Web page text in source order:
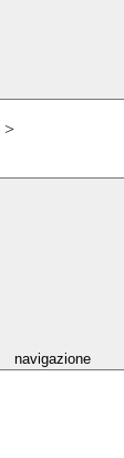
>
navigazione